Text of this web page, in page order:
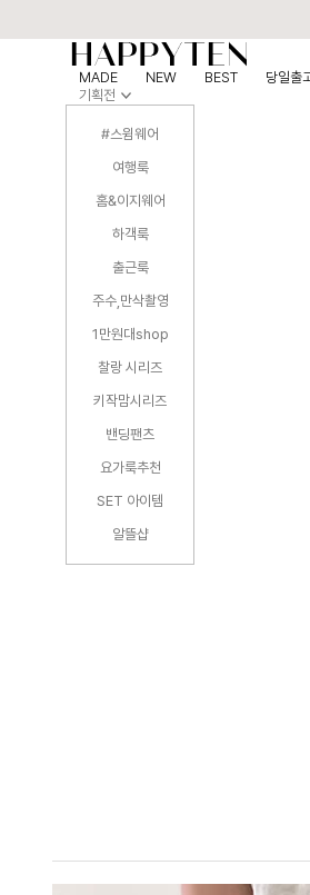
MADE NEW BEST 당일출
기획전
#스윔웨어
여행룩
홈&이지웨어
하객룩
출근룩
주수,만삭촬영
1만원대shop
찰랑 시리즈
키작맘시리즈
밴딩팬츠
요가룩추천
SET 아이템
알뜰샵